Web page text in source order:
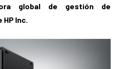
global de gestión de
Inc.